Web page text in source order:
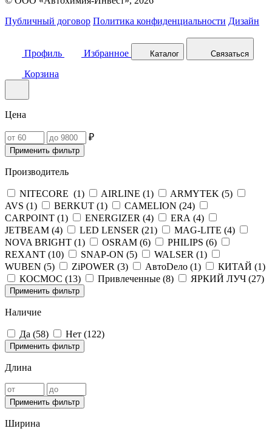
Публичный договор Политика конфиденциальности Дизайн
Профиль Избранное Каталог Связаться
Корзина
Цена
₽
Применить фильтр
Производитель
NITECORE (1) AIRLINE (1) ARMYTEK (5)
AVS (1) BERKUT (1) CAMELION (24)
CARPOINT (1) ENERGIZER (4) ERA (4)
JETBEAM (4) LED LENSER (21) MAG-LITE (4)
NOVA BRIGHT (1) OSRAM (6) PHILIPS (6)
REXANT (10) SNAP-ON (5) WALSER (1)
WUBEN (5) ZiPOWER (3) АвтоDело (1) КИТАЙ (1)
КОСМОС (13) Привлеченные (8) ЯРКИЙ ЛУЧ (27)
Применить фильтр
Наличие
Да (58) Нет (122)
Применить фильтр
Длина
Применить фильтр
Ширина